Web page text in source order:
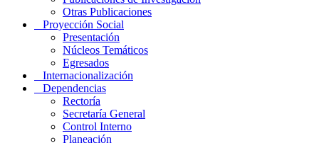
Otras Publicaciones
Proyección Social
Presentación
Núcleos Temáticos
Egresados
Internacionalización
Dependencias
Rectoría
Secretaría General
Control Interno
Planeación